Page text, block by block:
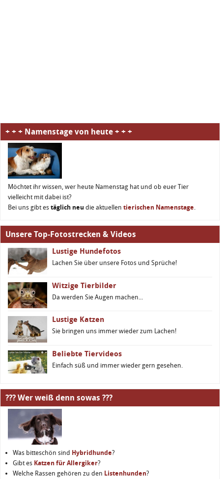
+ + + Namenstage von heute + + +
Möchtet ihr wissen, wer heute Namenstag hat und ob euer Tier
vielleicht mit dabei ist?
Bei uns gibt es täglich neu die aktuellen tierischen Namenstage.
Unsere Top-Fotostrecken & Videos
Lustige Hundefotos
Lachen Sie über unsere Fotos und Sprüche!
Witzige Tierbilder
Da werden Sie Augen machen...
Lustige Katzen
Sie bringen uns immer wieder zum Lachen!
Beliebte Tiervideos
Einfach süß und immer wieder gern gesehen.
??? Wer weiß denn sowas ???
Was bitteschön sind Hybridhunde?
Gibt es Katzen für Allergiker?
Welche Rassen gehören zu den Listenhunden?